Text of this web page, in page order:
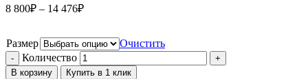
8 800₽ – 14 476₽
Размер
Очистить
Количество
В корзину Купить в 1 клик